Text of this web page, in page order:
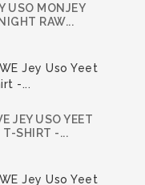
USO MONJEY
NIGHT RAW...
JEY USO YEET
T-SHIRT -...